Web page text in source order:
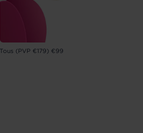
Tous (PVP €179) €99